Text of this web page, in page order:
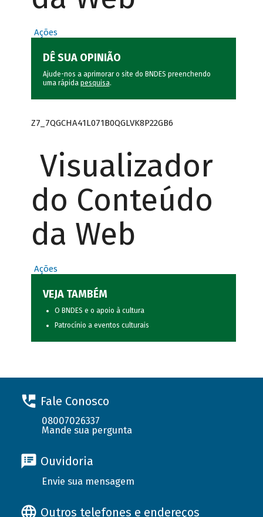
Ações
DÊ SUA OPINIÃO
Ajude-nos a aprimorar o site do BNDES preenchendo
uma rápida pesquisa.
Z7_7QGCHA41L071B0QGLVK8P22GB6
Visualizador
do Conteúdo
da Web
Ações
VEJA TAMBÉM
O BNDES e o apoio à cultura
Patrocínio a eventos culturais
Fale Conosco
08007026337
Mande sua pergunta
Ouvidoria
Envie sua mensagem
Outros telefones e endereços